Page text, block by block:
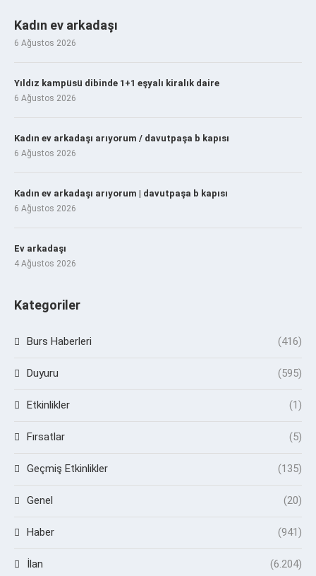
Kadın ev arkadaşı
6 Ağustos 2026
Yıldız kampüsü dibinde 1+1 eşyalı kiralık daire
6 Ağustos 2026
Kadın ev arkadaşı arıyorum / davutpaşa b kapısı
6 Ağustos 2026
Kadın ev arkadaşı arıyorum | davutpaşa b kapısı
6 Ağustos 2026
Ev arkadaşı
4 Ağustos 2026
Kategoriler
Burs Haberleri (416)
Duyuru (595)
Etkinlikler (1)
Fırsatlar (5)
Geçmiş Etkinlikler (135)
Genel (20)
Haber (941)
İlan (6.204)